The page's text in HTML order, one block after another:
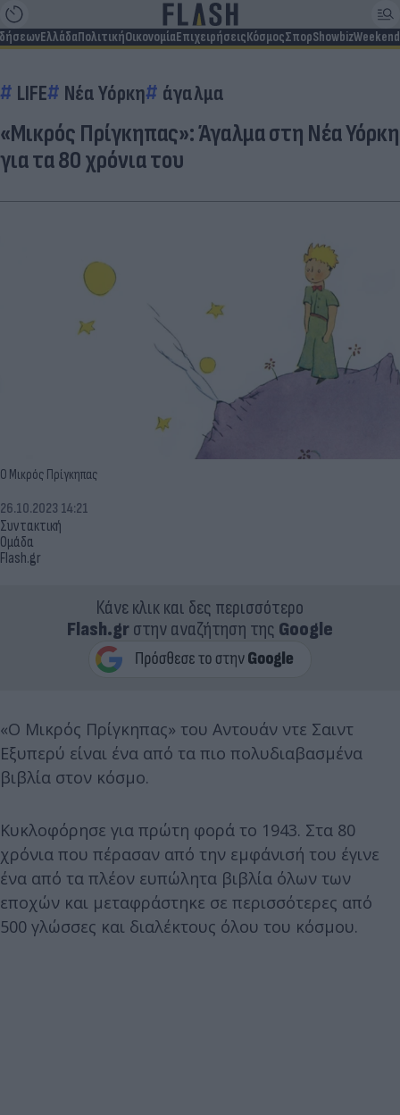
ΕλλάδαΠολιτικήΟικονομίαΕπιχειρήσειςΚόσμοςΣπορShowbizWeekend
LIFE Νέα Υόρκη άγαλμα
«Μικρός Πρίγκηπας»: Άγαλμα στη Νέα Υόρκη
για τα 80 χρόνια του
Ο Μικρός Πρίγκηπας
Συντακτική
Ομάδα
Flash.gr
26.10.2023 14:21
Κάνε κλικ και δες περισσότερο
Flash.grστην αναζήτηση της Google
«Ο Μικρός Πρίγκηπας» του Αντουάν ντε Σαιντ
Εξυπερύ είναι ένα από τα πιο πολυδιαβασμένα
βιβλία στον κόσμο.
Κυκλοφόρησε για πρώτη φορά το 1943. Στα 80
χρόνια που πέρασαν από την εμφάνισή του έγινε
ένα από τα πλέον ευπώλητα βιβλία όλων των
εποχών και μεταφράστηκε σε περισσότερες από
500 γλώσσες και διαλέκτους όλου του κόσμου.